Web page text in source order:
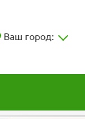
Ваш город: